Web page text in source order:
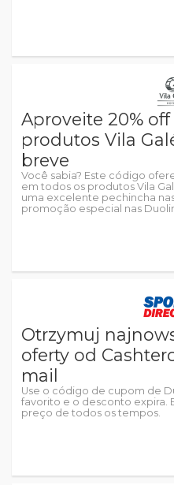
Aproveite 20%
produtos Vila
breve
Você sabia? Este código
em todos os produtos Vila
uma excelente pechincha
promoção especial nas
Otrzymuj
oferty od
mail
Use o código de cupom de
favorito e o desconto expira.
preço de todos os tempos.